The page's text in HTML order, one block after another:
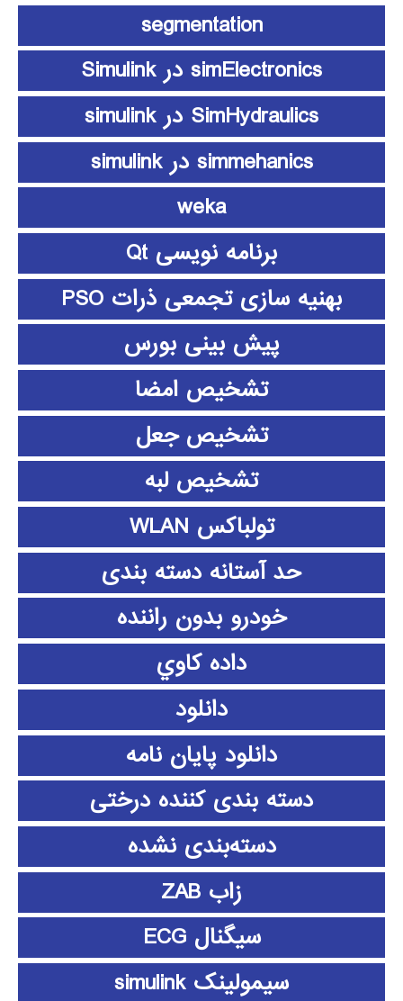
segmentation
simElectronics در Simulink
SimHydraulics در simulink
simmehanics در simulink
weka
برنامه نویسی Qt
بهنیه سازی تجمعی ذرات PSO
پیش بینی بورس
تشخیص امضا
تشخیص جعل
تشخیص لبه
تولباکس WLAN
حد آستانه دسته بندی
خودرو بدون راننده
داده كاوي
دانلود
دانلود پايان نامه
دسته بندی کننده درختی
دسته‌بندی نشده
زاب ZAB
سیگنال ECG
سیمولینک simulink